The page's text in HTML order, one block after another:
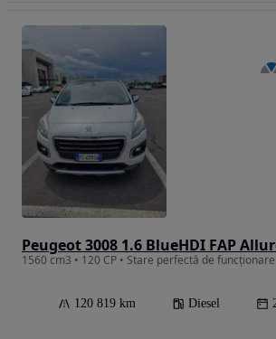
Peugeot 3008 1.6 BlueHDI FAP
1560 cm3 • 120 CP • Stare perfectă de funcționare
120 819 km Diesel